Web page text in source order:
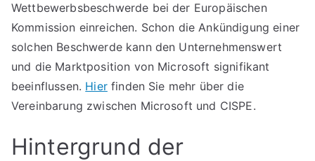
Wettbewerbsbeschwerde bei der Europäischen
Kommission einreichen. Schon die Ankündigung einer
solchen Beschwerde kann den Unternehmenswert
und die Marktposition von Microsoft signifikant
beeinflussen. Hierfinden Sie mehr über die
Vereinbarung zwischen Microsoft und CISPE.
Hintergrund der